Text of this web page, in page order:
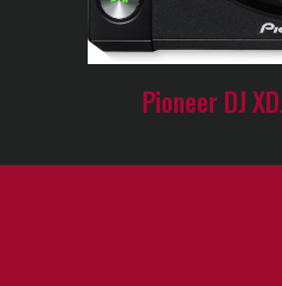
Pioneer DJ